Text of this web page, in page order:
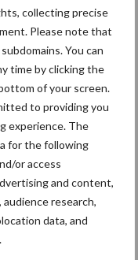
collecting precise
Please note that
You can
time by clicking the
of your screen.
to providing you
experience. The
for the following
or access
and content,
research,
data, and
nieuws
is in Polen
over de grens
melk